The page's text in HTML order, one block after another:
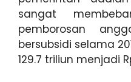
sangat
pemborosan
bersubsidi selama
129.7 triliun menjadi